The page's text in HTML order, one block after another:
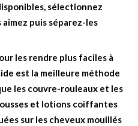
sélectionnez
puis séparez-les
les rendre plus faciles à
est la meilleure méthode
les couvre-rouleaux et les
et lotions coiffantes
sur les cheveux mouillés